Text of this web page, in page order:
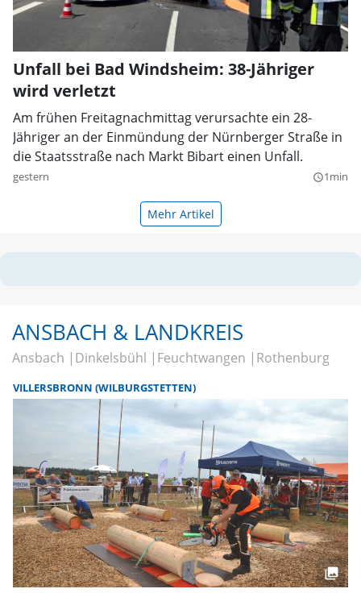
Unfall bei Bad Windsheim: 38-Jähriger
wird verletzt
Am frühen Freitagnachmittag verursachte ein 28-
Jähriger an der Einmündung der Nürnberger Straße in
die Staatsstraße nach Markt Bibart einen Unfall.
gestern query_builder1min
Mehr Artikel
ANSBACH & LANDKREIS
Ansbach Dinkelsbühl Feuchtwangen Rothenburg
VILLERSBRONN (WILBURGSTETTEN)